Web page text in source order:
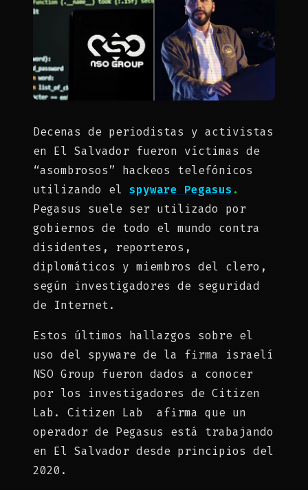
Decenas de periodistas y activistas
en El Salvador fueron víctimas de
“asombrosos” hackeos telefónicos
utilizando el spyware Pegasus .
Pegasus suele ser utilizado por
gobiernos de todo el mundo contra
disidentes, reporteros,
diplomáticos y miembros del clero,
según investigadores de seguridad
de Internet.
Estos últimos hallazgos sobre el
uso del spyware de la firma israelí
NSO Group fueron dados a conocer
por los investigadores de Citizen
Lab. Citizen Lab afirma que un
operador de Pegasus está trabajando
en El Salvador desde principios del
2020.